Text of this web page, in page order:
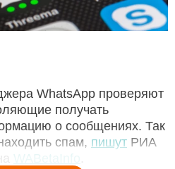
WhatsApp проверяют
получать
о сообщениях. Так
спам, пишут РИА
WABetaInfo